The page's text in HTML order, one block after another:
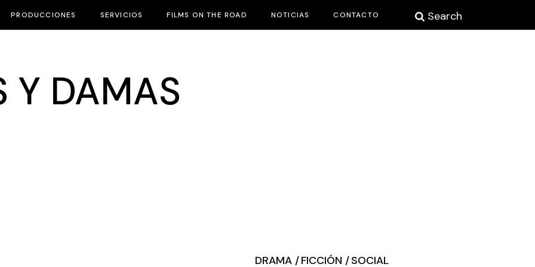
PRODUCCIONES SERVICIOS FILMS ON THE ROAD NOTICIAS CONTACTO Search
Y DAMAS
DRAMA FICCIÓN SOCIAL